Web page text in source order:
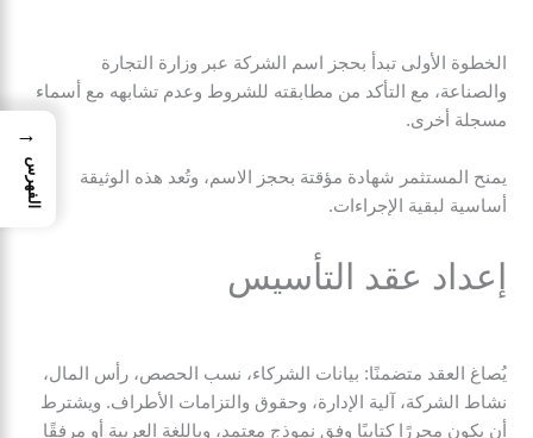
الخطوة الأولى تبدأ بحجز اسم الشركة عبر وزارة التجارة
والصناعة، مع التأكد من مطابقته للشروط وعدم تشابهه مع أسماء
مسجلة أخرى.
يمنح المستثمر شهادة مؤقتة بحجز الاسم، وتُعد هذه الوثيقة
أساسية لبقية الإجراءات.
إعداد عقد التأسيس
يُصاغ العقد متضمنًا: بيانات الشركاء، نسب الحصص، رأس المال،
نشاط الشركة، آلية الإدارة، وحقوق والتزامات الأطراف. ويشترط
أن يكون محررًا كتابيًا وفق نموذج معتمد، وباللغة العربية أو مرفقًا
→
الفهرس